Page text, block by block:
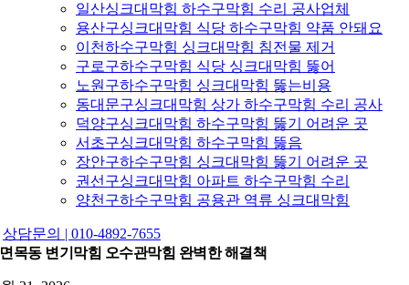
일산싱크대막힘 하수구막힘 수리 공사업체
용산구싱크대막힘 식당 하수구막힘 약품 안돼요
이천하수구막힘 싱크대막힘 침전물 제거
구로구하수구막힘 식당 싱크대막힘 뚫어
노원구하수구막힘 싱크대막힘 뚫는비용
동대문구싱크대막힘 상가 하수구막힘 수리 공사
덕양구싱크대막힘 하수구막힘 뚫기 어려운 곳
서초구싱크대막힘 하수구막힘 뚫음
장안구하수구막힘 싱크대막힘 뚫기 어려운 곳
권선구싱크대막힘 아파트 하수구막힘 수리
양천구하수구막힘 공용관 역류 싱크대막힘
상담문의 | 010-4892-7655
면목동 변기막힘 오수관막힘 완벽한 해결책